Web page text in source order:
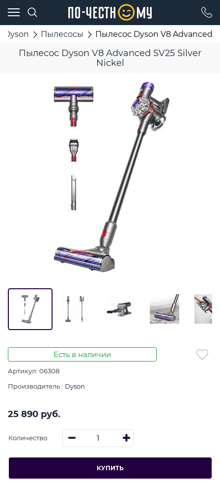
Dyson Пылесосы Пылесос Dyson V8 Advanced
Пылесос Dyson V8 Advanced SV25 Silver
Nickel
Есть в наличии
Артикул: 06308
Производитель : Dyson
25 890 руб.
Количество:
КУПИТЬ